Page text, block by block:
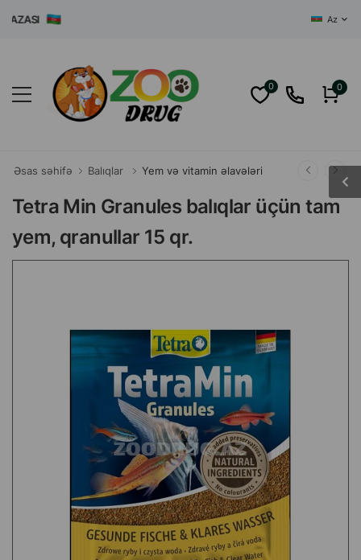
Az
0 0
Əsas səhifə Balıqlar Yem və vitamin əlavələri
Tetra Min Granules balıqlar üçün tam
yem, qranullar 15 qr.